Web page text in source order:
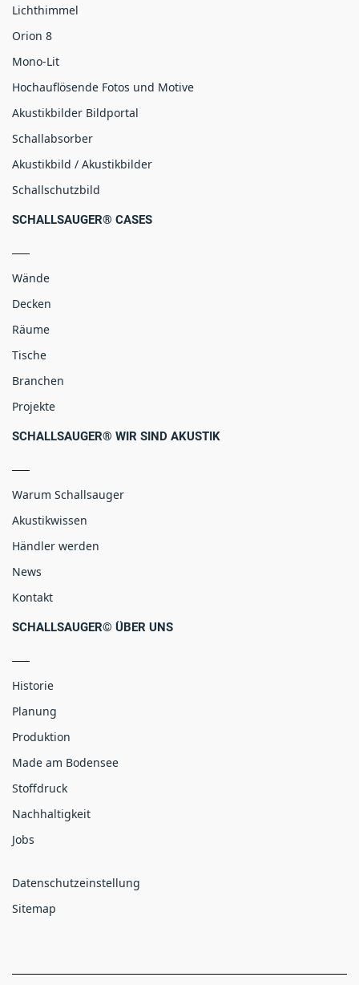
Lichthimmel
Orion 8
Mono-Lit
Hochauflösende Fotos und Motive
Akustikbilder Bildportal
Schallabsorber
Akustikbild / Akustikbilder
Schallschutzbild
SCHALLSAUGER® CASES
Wände
Decken
Räume
Tische
Branchen
Projekte
SCHALLSAUGER® WIR SIND AKUSTIK
Warum Schallsauger
Akustikwissen
Händler werden
News
Kontakt
SCHALLSAUGER© ÜBER UNS
Historie
Planung
Produktion
Made am Bodensee
Stoffdruck
Nachhaltigkeit
Jobs
Datenschutzeinstellung
Sitemap